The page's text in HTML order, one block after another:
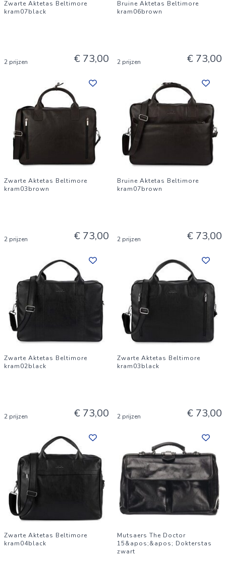
Zwarte Aktetas Beltimore
kram07black
2 prijzen € 73,00
Bruine Aktetas Beltimore
kram06brown
2 prijzen € 73,00
Zwarte Aktetas Beltimore
kram03brown
2 prijzen € 73,00
Bruine Aktetas Beltimore
kram07brown
2 prijzen € 73,00
Zwarte Aktetas Beltimore
kram02black
2 prijzen € 73,00
Zwarte Aktetas Beltimore
kram03black
2 prijzen € 73,00
Zwarte Aktetas Beltimore
kram04black
Mutsaers The Doctor
15&apos;&apos; Dokterstas
zwart